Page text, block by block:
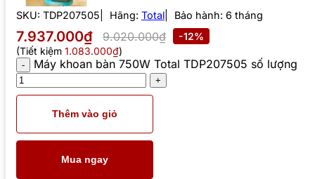
SKU: TDP207505 Hãng: Total Bảo hành: 6 tháng
7.937.000₫ 9.020.000₫
-12%
(Tiết kiệm 1.083.000₫)
Máy khoan bàn 750W Total TDP207505 số lượng
Thêm vào giỏ
Mua ngay